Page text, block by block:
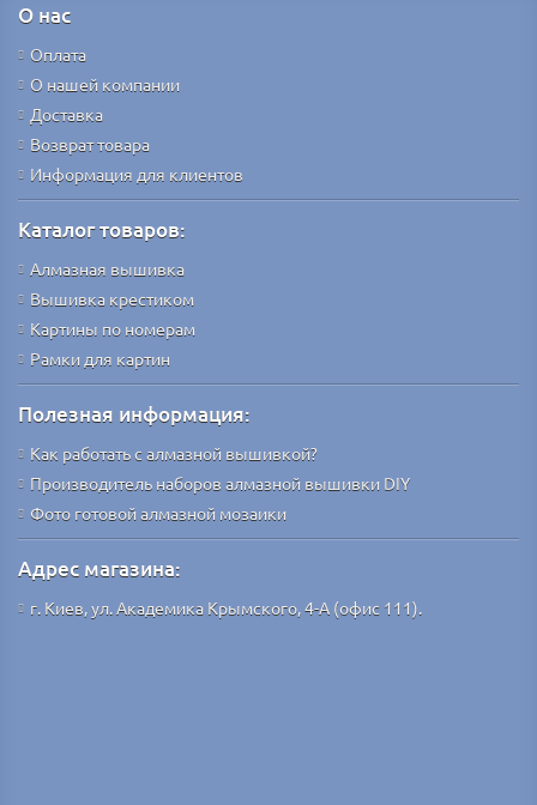
О нас
Оплата
О нашей компании
Доставка
Возврат товара
Информация для клиентов
Каталог товаров:
Алмазная вышивка
Вышивка крестиком
Картины по номерам
Рамки для картин
Полезная информация:
Как работать с алмазной вышивкой?
Производитель наборов алмазной вышивки DIY
Фото готовой алмазной мозаики
Адрес магазина:
г. Киев, ул. Академика Крымского, 4-А (офис 111).